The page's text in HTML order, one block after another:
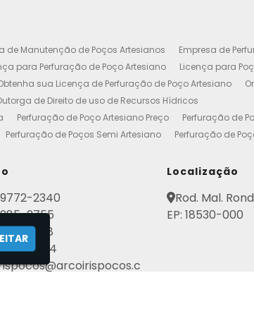
de Manutenção de Poços Artesianos
Empresa de
para Perfuração de Poço Artesiano
Licença para
sua Licença de Perfuração de Poço Artesiano
de Direito de uso de Recursos Hídricos
Perfuração de Poço Artesiano Preço
Perfuração de
Perfuração de Poços Semi Artesiano
Perfuração de
Poços Artesianos
Quanto Custa o Metro de
Manutenção de Poço Artesiano
Perfuração de
Poço Tubular Profundo Poços Artesianos Residencial
Artesianos
Poços Artesianos
Artesiano Perfuração de Poços
2340
2755
2568
7184
Localização
Rod. Mal.
EP: 18530-000